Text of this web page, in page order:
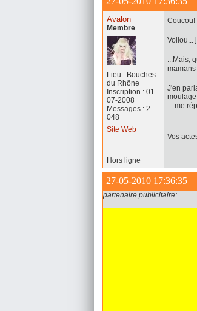
Avalon
Membre
Lieu : Bouches
du Rhône
Inscription : 01-
07-2008
Messages : 2
048
Site Web
Coucou!
Voilou...
...Mais,
mamans
J'en
... me
Vos
Hors ligne
27-05-2010 17:36:35
partenaire publicitaire: